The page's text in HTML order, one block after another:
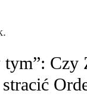
tym”: Czy